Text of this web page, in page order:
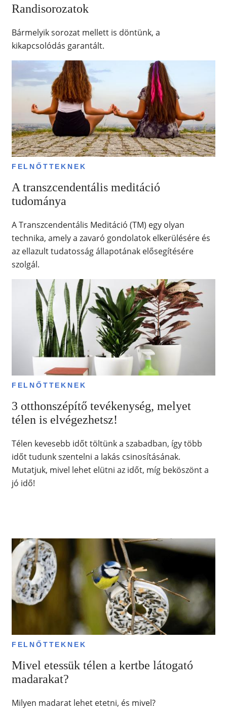
Randisorozatok
Bármelyik sorozat mellett is döntünk, a
kikapcsolódás garantált.
FELNŐTTEKNEK
A transzcendentális meditáció
tudománya
A Transzcendentális Meditáció (TM) egy olyan
technika, amely a zavaró gondolatok elkerülésére és
az ellazult tudatosság állapotának elősegítésére
szolgál.
FELNŐTTEKNEK
3 otthonszépítő tevékenység, melyet
télen is elvégezhetsz!
Télen kevesebb időt töltünk a szabadban, így több
időt tudunk szentelni a lakás csinosításának.
Mutatjuk, mivel lehet elütni az időt, míg beköszönt a
jó idő!
FELNŐTTEKNEK
Mivel etessük télen a kertbe látogató
madarakat?
Milyen madarat lehet etetni, és mivel?